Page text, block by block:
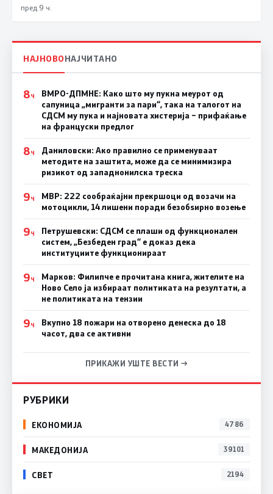
пред 9 ч.
НАЈНОВОНАЈЧИТАНО
8Ч
ВМРО-ДПМНЕ: Како што му пукна меурот од
сапуница „мигранти за пари“, така на талогот на
СДСМ му пука и најновата хистерија – прифаќање
на француски предлог
8Ч
Даниловски: Ако правилно се применуваат
методите на заштита, може да се минимизира
ризикот од западнонилска треска
9Ч
МВР: 222 сообраќајни прекршоци од возачи на
мотоцикли, 14 лишени поради безобѕирно возење
9Ч
Петрушевски: СДСМ се плаши од функционален
систем, „Безбеден град“ е доказ дека
институциите функционираат
9Ч
Марков: Филипче е прочитана книга, жителите на
Ново Село ја избираат политиката на резултати, а
не политиката на тензии
9Ч
Вкупно 18 пожари на отворено денеска до 18
часот, два се активни
ПРИКАЖИ УШТЕ ВЕСТИ →
РУБРИКИ
ЕКОНОМИЈА 4786
МАКЕДОНИЈА 39101
СВЕТ 2194